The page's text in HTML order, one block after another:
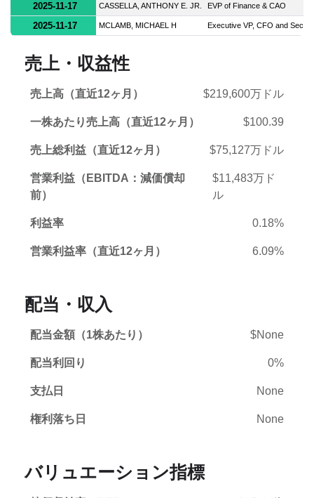
2025-11-17 CASSELLA, ANTHONY E. JR. EVP of Finance & CAO
2025-11-17 MCLAMB, MICHAEL H Executive VP, CFO and Sec
売上・収益性
売上高（直近12ヶ月） $219,600万ドル
一株あたり売上高（直近12ヶ月） $100.39
売上総利益（直近12ヶ月） $75,127万ドル
営業利益（EBITDA：減価償却
前）
$11,483万ド
ル
利益率 0.18%
営業利益率（直近12ヶ月） 6.09%
配当・収入
配当金額（1株あたり） $None
配当利回り 0%
支払日 None
権利落ち日 None
バリュエーション指標